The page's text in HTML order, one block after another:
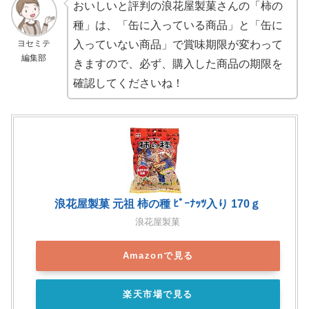
ヨセミテ
編集部
おいしいと評判の浪花屋製菓さんの「柿の
種」は、「缶に入っている商品」と「 缶に
入っていない商品」で賞味期限が変わって
きますので、必ず、購入した商品の期限を
確認してくださいね！
浪花屋製菓 元祖 柿の種 ﾋﾟｰﾅｯﾂ入り 170ｇ
浪花屋製菓
Amazonで見る
楽天市場で見る